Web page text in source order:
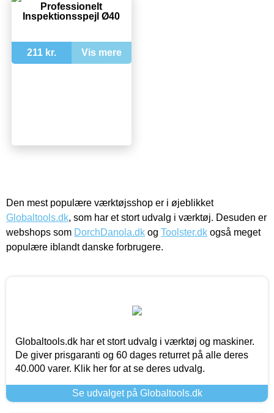
Professionelt
Inspektionsspejl Ø40
211 kr. Vis mere
Den mest populære værktøjsshop er i øjeblikket
Globaltools.dk, som har et stort udvalg i værktøj. Desuden er
webshops som DorchDanola.dk og Toolster.dk også meget
populære iblandt danske forbrugere.
Globaltools.dk har et stort udvalg i værktøj og maskiner.
De giver prisgaranti og 60 dages returret på alle deres
40.000 varer. Klik her for at se deres udvalg.
Se udvalget på Globaltools.dk